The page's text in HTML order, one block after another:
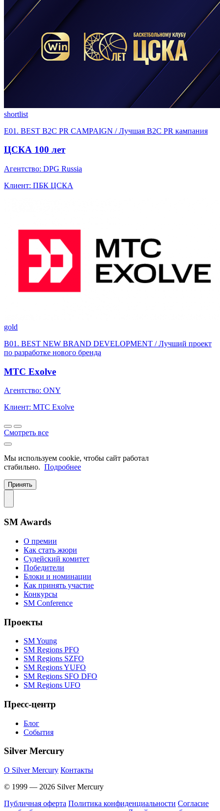
shortlist
E01. BEST B2C PR CAMPAIGN / Лучшая B2C PR кампания
ЦСКА 100 лет
Агентство: DPG Russia
Клиент: ПБК ЦСКА
gold
B01. BEST NEW BRAND DEVELOPMENT / Лучший проект
по разработке нового бренда
МТС Exolve
Агентство: ONY
Клиент: МТС Exolve
Смотреть все
Мы используем cookie, чтобы сайт работал
стабильно. Подробнее
Принять
SM Awards
О премии
Как стать жюри
Судейский комитет
Победители
Блоки и номинации
Как принять участие
Конкурсы
SM Conference
Проекты
SM Young
SM Regions PFO
SM Regions SZFO
SM Regions YUFO
SM Regions SFO DFO
SM Regions UFO
Пресс-центр
Блог
События
Silver Mercury
O Silver Mercury Контакты
© 1999 — 2026 Silver Mercury
Публичная оферта Политика конфиденциальности Согласие